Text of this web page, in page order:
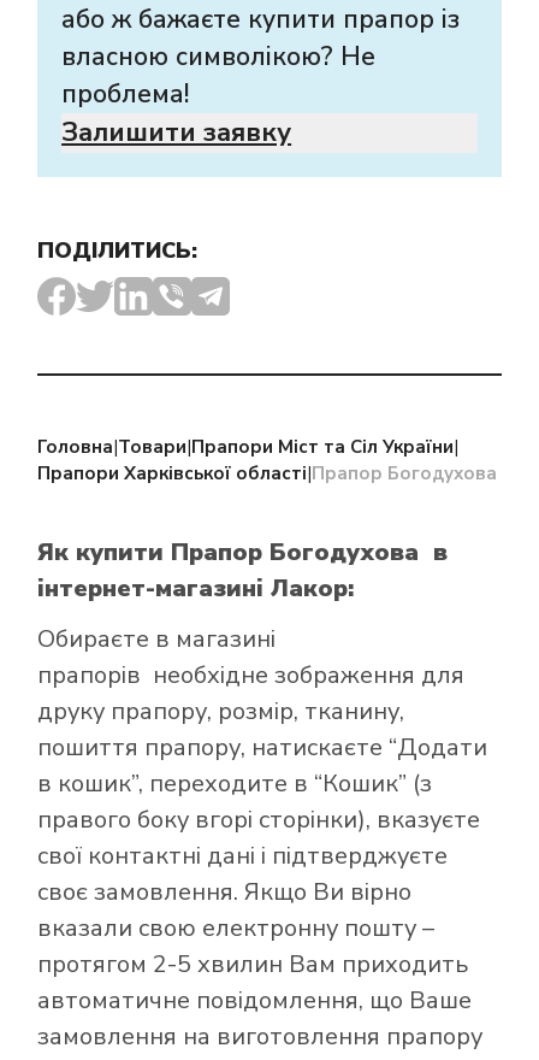
або ж бажаєте купити прапор із
власною символікою? Не
проблема!
Залишити заявку
ПОДІЛИТИСЬ:
Головна|Товари|Прапори Міст та Сіл України|
Прапори Харківської області|Прапор Богодухова
Як купити Прапор Богодухова в
інтернет-магазині Лакор:
Обираєте в магазині
прапорів необхідне зображення для
друку прапору, розмір, тканину,
пошиття прапору, натискаєте “Додати
в кошик”, переходите в “Кошик” (з
правого боку вгорі сторінки), вказуєте
свої контактні дані і підтверджуєте
своє замовлення. Якщо Ви вірно
вказали свою електронну пошту –
протягом 2-5 хвилин Вам приходить
автоматичне повідомлення, що Ваше
замовлення на виготовлення прапору